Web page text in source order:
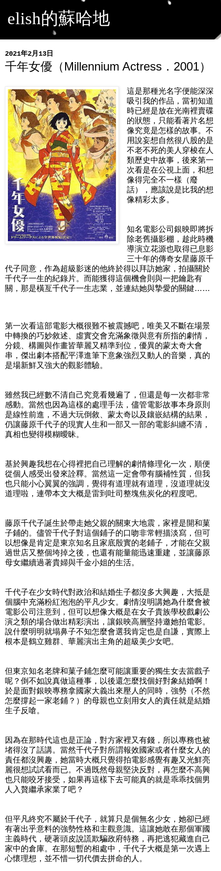
elish的蘇哈地
2021年2月13日
千年女優（Millennium Actress．2001）
這是那種光名字便能深深
吸引我的作品，當初知道
時已經是放在光南裡賣碟
的狀態，只能看著片名想
像究竟是怎樣的故事。不
用說妄想自然很八股的是
不老不死的美人穿梭在人
類歷史中故事，後來第一
次看是在公視上面，和想
像得完全不一樣（廢
話），應該說是比我的想
像精彩太多。
知名電影公司銀映即將拆
除老舊攝影棚，趁此時機
導演立花源也取得已息影
三十年的傳奇女星藤原千
代子同意，作為超級影迷的他終於得以拜訪她家，拍攝關於
千代子一生的紀錄片。而能獲得這個機會則與一把鑰匙有
關，那是橫亙千代子一生志業，並連結她與摯愛的關鍵……
第一次看這部電影大概很難不被震撼吧，唯美又不斷在場景
中轉換的巧妙敘述、虛實交會充滿象徵與意有所指的劇情，
分鏡、構圖與作畫皆華麗又精準到位，優異的蒙太奇大會
串，傑出劇本搭配平澤進筆下意象強烈又動人的音樂，真的
是場新鮮又強大的觀影體驗。
雖然我已經數不清自己究竟看幾遍了，但還是每一次都非常
感動。當然也因為這樣的處理手法，儘管電影故事本身原則
是線性前進，不過大玩倒敘、蒙太奇以及鑲嵌結構的結果，
仍讓藤原千代子的現實人生和一部又一部的電影糾纏不清，
真相也變得模糊曖昧。
基於興趣我想在心得裡把自己理解的劇情條理化一次，順便
從個人感受出發來詮釋。當然這一定會帶有腦補性質，但我
也只能小心翼翼的強調，覺得有道理就有道理，沒道理就沒
道理啦，連帶本文大概是雷到吐司整塊焦炭化的程度吧。
藤原千代子誕生於帶走她父親的關東大地震，家裡是開和菓
子鋪的。儘管千代子對這個鋪子的口吻非常輕描淡寫，但可
以想像是肯定是東京知名且家底殷實的老鋪子，才能在父親
過世店又整個垮掉之後，也還有能量能迅速重建，並讓藤原
母女繼續過著貴婦與千金小姐的生活。
千代子在少女時代對政治和結婚生子都沒多大興趣，大抵是
個腦中充滿粉紅泡泡的平凡少女。劇情沒明講她為什麼會被
電影公司注意到，但可以想像大概是在女子貴族學校戲劇公
演之類的場合做出精彩演出，讓銀映高層堅持邀她拍電影。
說什麼明明就塌鼻子不知怎麼會選我肯定也是自謙，實際上
根本是鶴立雞群、華麗演出主角的超級美少女吧。
但東京知名老牌和菓子鋪怎麼可能讓重要的獨生女去當戲子
呢？倒不如說真做這種事，以後還怎麼找個好對象結婚啊！
於是面對銀映專務拿國家大義出來壓人的同時，強勢（不然
怎麼撐起一家老鋪？）的母親也立刻用女人的責任就是結婚
生子反嗆。
因為在那時代這也是正論，對方家裡又有錢，所以專務也被
堵得沒了話講。當然千代子對所謂報效國家或者什麼女人的
責任都沒興趣，她當時大概只覺得拍電影感覺有趣又光鮮亮
麗很想試試看而已。不過既然母親堅決反對，再怎麼不高興
也只能咬牙接受，如果再這樣下去可能真的就是乖乖找個男
人入贅繼承家業了吧？
但平凡終究不屬於千代子，就算只是個無名少女，她卻已經
有著出乎意料的強勢性格和主觀意識。這讓她敢在那個軍國
主義時代，硬著頭皮說謊欺騙政府特務，再把逃犯藏進自己
家中的倉庫。在那短暫的相處中，千代子大概是第一次遇上
心懷理想，並不惜一切代價去拼命的人。